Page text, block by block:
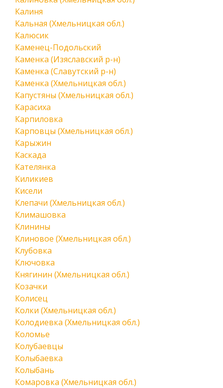
Калиня
Кальная (Хмельницкая обл.)
Калюсик
Каменец-Подольский
Каменка (Изяславский р-н)
Каменка (Славутский р-н)
Каменка (Хмельницкая обл.)
Капустяны (Хмельницкая обл.)
Карасиха
Карпиловка
Карповцы (Хмельницкая обл.)
Карыжин
Каскада
Кателянка
Киликиев
Кисели
Клепачи (Хмельницкая обл.)
Климашовка
Клинины
Клиновое (Хмельницкая обл.)
Клубовка
Ключовка
Княгинин (Хмельницкая обл.)
Козачки
Колисец
Колки (Хмельницкая обл.)
Колодиевка (Хмельницкая обл.)
Коломье
Колубаевцы
Колыбаевка
Колыбань
Комаровка (Хмельницкая обл.)